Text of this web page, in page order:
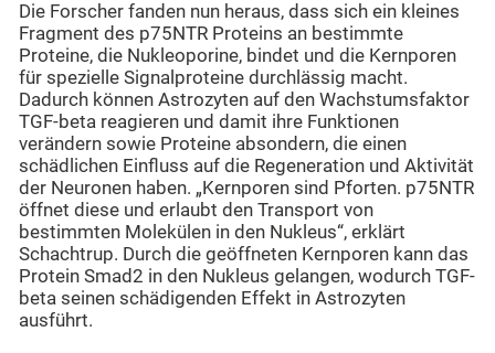
Die Forscher fanden nun heraus, dass sich ein kleines
Fragment des p75NTR Proteins an bestimmte
Proteine, die Nukleoporine, bindet und die Kernporen
für spezielle Signalproteine durchlässig macht.
Dadurch können Astrozyten auf den Wachstumsfaktor
TGF-beta reagieren und damit ihre Funktionen
verändern sowie Proteine absondern, die einen
schädlichen Einfluss auf die Regeneration und Aktivität
der Neuronen haben. „Kernporen sind Pforten. p75NTR
öffnet diese und erlaubt den Transport von
bestimmten Molekülen in den Nukleus“, erklärt
Schachtrup. Durch die geöffneten Kernporen kann das
Protein Smad2 in den Nukleus gelangen, wodurch TGF-
beta seinen schädigenden Effekt in Astrozyten
ausführt.